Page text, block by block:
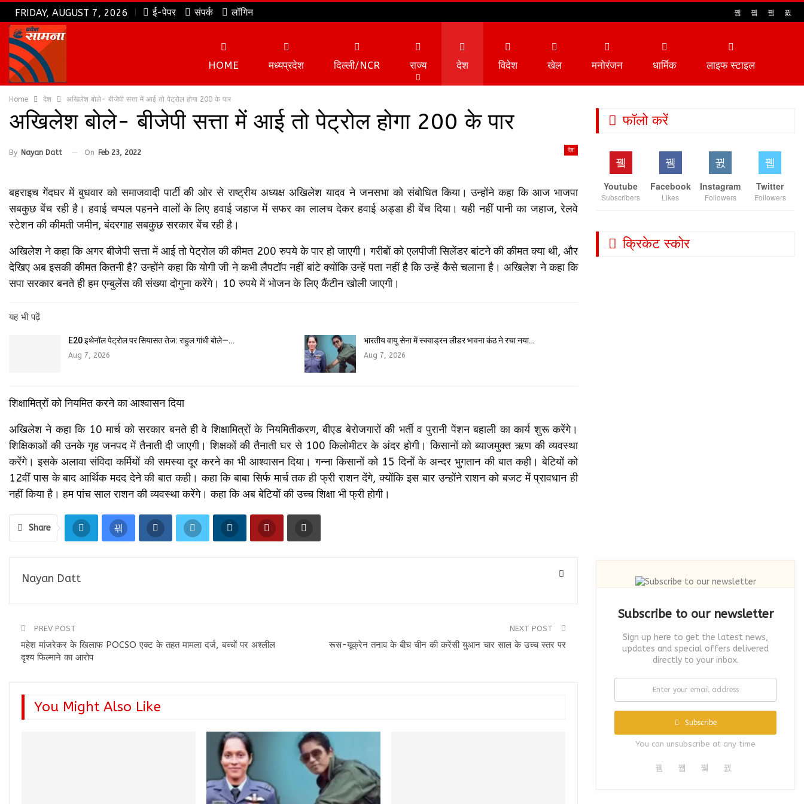
FRIDAY, AUGUST 7, 2026 ई-पेपर संपर्क लॉगिन
HOME मध्यप्रदेश दिल्ली/NCR राज्य देश विदेश खेल मनोरंजन धार्मिक लाइफ स्टाइल
व्यापार टेक्नोलॉजी
Home देश अखिलेश बोले- बीजेपी सत्ता में आई तो पेट्रोल होगा 200 के पार
अखिलेश बोले- बीजेपी सत्ता में आई तो पेट्रोल होगा 200 के पार
देश
By Nayan Datt On Feb 23, 2022
बहराइच गेंदघर में बुधवार को समाजवादी पार्टी की ओर से राष्ट्रीय अध्यक्ष अखिलेश यादव ने जनसभा को संबोधित किया। उन्होंने कहा कि आज भाजपा
सबकुछ बेंच रही है। हवाई चप्पल पहनने वालों के लिए हवाई जहाज में सफर का लालच देकर हवाई अड्डा ही बेंच दिया। यही नहीं पानी का जहाज, रेलवे
स्टेशन की कीमती जमीन, बंदरगाह सबकुछ सरकार बेंच रही है।
अखिलेश ने कहा कि अगर बीजेपी सत्ता में आई तो पेट्रोल की कीमत 200 रुपये के पार हो जाएगी। गरीबों को एलपीजी सिलेंडर बांटने की कीमत क्या थी, और
देखिए अब इसकी कीमत कितनी है? उन्होंने कहा कि योगी जी ने कभी लैपटॉप नहीं बांटे क्योंकि उन्हें पता नहीं है कि उन्हें कैसे चलाना है। अखिलेश ने कहा कि
सपा सरकार बनते ही हम एम्बुलेंस की संख्या दोगुना करेंगे। 10 रुपये में भोजन के लिए कैंटीन खोली जाएगी।
यह भी पढ़ें
E20 इथेनॉल पेट्रोल पर सियासत तेज: राहुल गांधी बोले—…
Aug 7, 2026
भारतीय वायु सेना में स्क्वाड्रन लीडर भावना कंठ ने रचा नया…
Aug 7, 2026
शिक्षामित्रों को नियमित करने का आश्वासन दिया
अखिलेश ने कहा कि 10 मार्च को सरकार बनते ही वे शिक्षामित्रों के नियमितीकरण, बीएड बेरोजगारों की भर्ती व पुरानी पेंशन बहाली का कार्य शुरू करेंगे।
शिक्षिकाओं की उनके गृह जनपद में तैनाती दी जाएगी। शिक्षकों की तैनाती घर से 100 किलोमीटर के अंदर होगी। किसानों को ब्याजमुक्त ऋण की व्यवस्था
करेंगे। इसके अलावा संविदा कर्मियों की समस्या दूर करने का भी आश्वासन दिया। गन्ना किसानों को 15 दिनों के अन्दर भुगतान की बात कही। बेटियों को
12वीं पास के बाद आर्थिक मदद देने की बात कही। कहा कि बाबा सिर्फ मार्च तक ही फ्री राशन देंगे, क्योंकि इस बार उन्होंने राशन को बजट में प्रावधान ही
नहीं किया है। हम पांच साल राशन की व्यवस्था करेंगे। कहा कि अब बेटियों की उच्च शिक्षा भी फ्री होगी।
Share
Nayan Datt
PREV POST
महेश मांजरेकर के खिलाफ POCSO एक्ट के तहत मामला दर्ज, बच्चों पर अश्लील
दृश्य फिल्माने का आरोप
NEXT POST
रूस-यूक्रेन तनाव के बीच चीन की करेंसी युआन चार साल के उच्च स्तर पर
You Might Also Like
फॉलो करें
Youtube
Subscribers
Facebook
Likes
Instagram
Followers
Twitter
Followers
क्रिकेट स्कोर
Subscribe to our newsletter
Sign up here to get the latest news,
updates and special offers delivered
directly to your inbox.
Subscribe
You can unsubscribe at any time